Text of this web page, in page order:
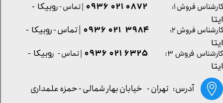
کارشناس فروش ۳: ۶۳۲۵ ۰۲۱ ۰۹۳۶ | تماس - روبیکا -
ایتا
آدرس: تهران - خیابان بهار شمالی - حمزه علمداری
کارشناس فروش ۱: 0872 021 0936 | تماس - روبیکا -
ایتا
کارشناس فروش ۲:
۳۹۸۴ ۰۲۱ ۰۹۳۶ | تماس - روبیکا -
ایتا